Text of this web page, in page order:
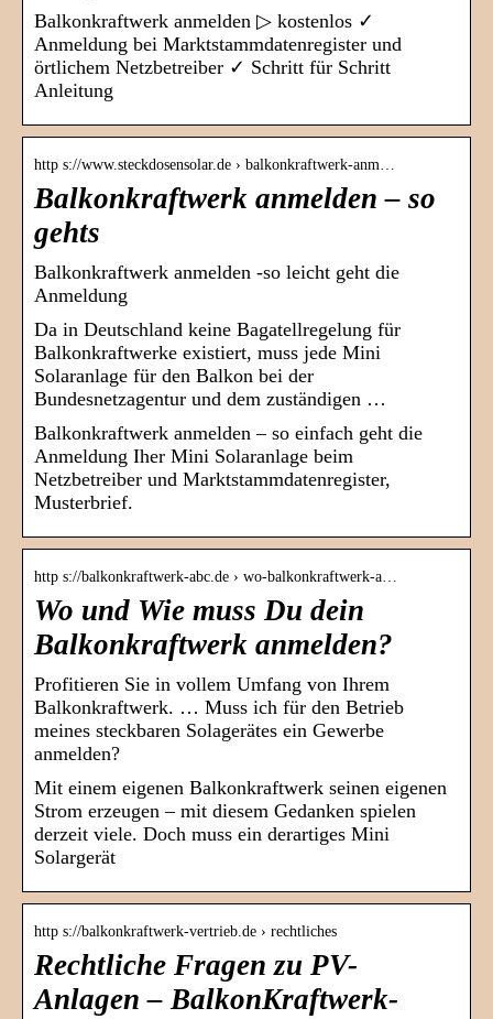
Balkonkraftwerk anmelden ▷ kostenlos ✓
Anmeldung bei Marktstammdatenregister und
örtlichem Netzbetreiber ✓ Schritt für Schritt
Anleitung
http s://www.steckdosensolar.de › balkonkraftwerk-anm…
Balkonkraftwerk anmelden – so
gehts
Balkonkraftwerk anmelden -so leicht geht die
Anmeldung
Da in Deutschland keine Bagatellregelung für
Balkonkraftwerke existiert, muss jede Mini
Solaranlage für den Balkon bei der
Bundesnetzagentur und dem zuständigen …
Balkonkraftwerk anmelden – so einfach geht die
Anmeldung Iher Mini Solaranlage beim
Netzbetreiber und Marktstammdatenregister,
Musterbrief.
http s://balkonkraftwerk-abc.de › wo-balkonkraftwerk-a…
Wo und Wie muss Du dein
Balkonkraftwerk anmelden?
Profitieren Sie in vollem Umfang von Ihrem
Balkonkraftwerk. … Muss ich für den Betrieb
meines steckbaren Solagerätes ein Gewerbe
anmelden?
Mit einem eigenen Balkonkraftwerk seinen eigenen
Strom erzeugen – mit diesem Gedanken spielen
derzeit viele. Doch muss ein derartiges Mini
Solargerät
http s://balkonkraftwerk-vertrieb.de › rechtliches
Rechtliche Fragen zu PV-
Anlagen – BalkonKraftwerk-